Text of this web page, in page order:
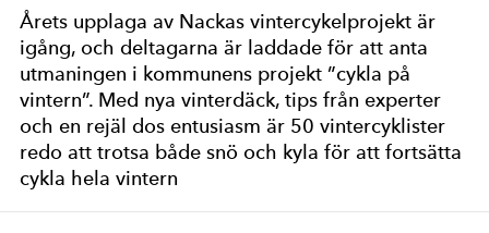
Årets upplaga av Nackas vintercykelprojekt är
igång, och deltagarna är laddade för att anta
utmaningen i kommunens projekt ”cykla på
vintern”. Med nya vinterdäck, tips från experter
och en rejäl dos entusiasm är 50 vintercyklister
redo att trotsa både snö och kyla för att fortsätta
cykla hela vintern